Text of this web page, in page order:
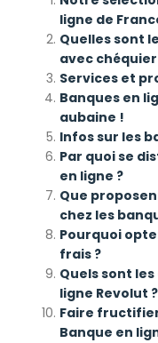
ligne de
Quelles sont
avec chéquier
Services et
Banques en
aubaine !
Infos sur les
Par quoi se
en ligne ?
Que
chez les
Pourquoi
frais ?
Quels sont
ligne Revolut ?
Faire
Banque en